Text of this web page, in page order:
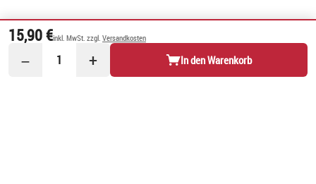
15,90 €inkl. MwSt. zzgl. Versandkosten
− 1 + In den Warenkorb